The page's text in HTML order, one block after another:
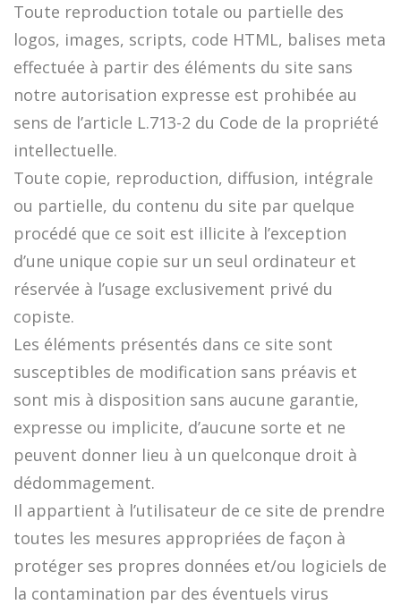
Toute reproduction totale ou partielle des
logos, images, scripts, code HTML, balises meta
effectuée à partir des éléments du site sans
notre autorisation expresse est prohibée au
sens de l’article L.713-2 du Code de la propriété
intellectuelle.
Toute copie, reproduction, diffusion, intégrale
ou partielle, du contenu du site par quelque
procédé que ce soit est illicite à l’exception
d’une unique copie sur un seul ordinateur et
réservée à l’usage exclusivement privé du
copiste.
Les éléments présentés dans ce site sont
susceptibles de modification sans préavis et
sont mis à disposition sans aucune garantie,
expresse ou implicite, d’aucune sorte et ne
peuvent donner lieu à un quelconque droit à
dédommagement.
Il appartient à l’utilisateur de ce site de prendre
toutes les mesures appropriées de façon à
protéger ses propres données et/ou logiciels de
la contamination par des éventuels virus